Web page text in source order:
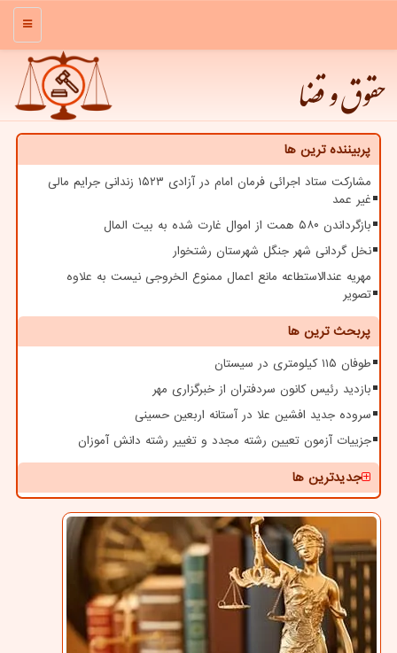
منو
حقوق و قضا
پربیننده ترین ها
مشارکت ستاد اجرائی فرمان امام در آزادی ۱۵۲۳ زندانی جرایم مالی
غیر عمد
بازگرداندن ۵۸۰ همت از اموال غارت شده به بیت المال
نخل گردانی شهر جنگل شهرستان رشتخوار
مهریه عندالاستطاعه مانع اعمال ممنوع الخروجی نیست به علاوه
تصویر
پربحث ترین ها
طوفان ۱۱۵ کیلومتری در سیستان
بازدید رئیس کانون سردفتران از خبرگزاری مهر
سروده جدید افشین علا در آستانه اربعین حسینی
جزییات آزمون تعیین رشته مجدد و تغییر رشته دانش آموزان
جدیدترین ها